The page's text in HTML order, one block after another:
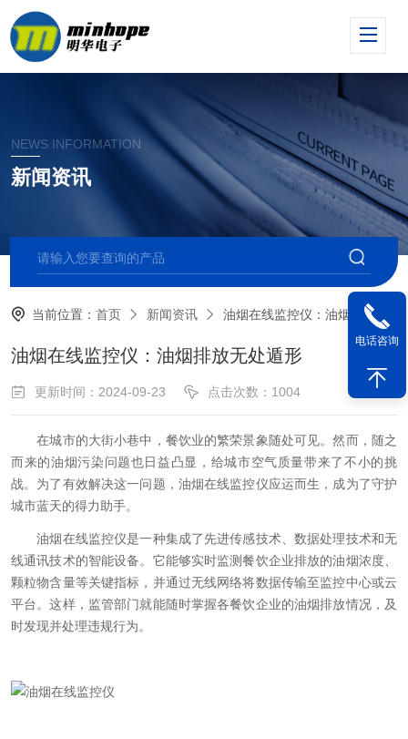
NEWS INFORMATION
新闻资讯
当前位置：首页 新闻资讯 油烟在线监控仪：油烟排放无处遁形
油烟在线监控仪：油烟排放无处遁形
更新时间：2024-09-23 点击次数：1004
在城市的大街小巷中，餐饮业的繁荣景象随处可见。然而，随之
而来的油烟污染问题也日益凸显，给城市空气质量带来了不小的挑
战。为了有效解决这一问题，油烟在线监控仪应运而生，成为了守护
城市蓝天的得力助手。
油烟在线监控仪是一种集成了先进传感技术、数据处理技术和无
线通讯技术的智能设备。它能够实时监测餐饮企业排放的油烟浓度、
颗粒物含量等关键指标，并通过无线网络将数据传输至监控中心或云
平台。这样，监管部门就能随时掌握各餐饮企业的油烟排放情况，及
时发现并处理违规行为。
电话咨询